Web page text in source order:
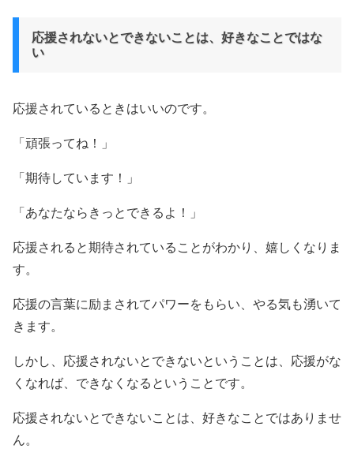
応援されないとできないことは、好きなことではな
い
応援されているときはいいのです。
「頑張ってね！」
「期待しています！」
「あなたならきっとできるよ！」
応援されると期待されていることがわかり、嬉しくなりま
す。
応援の言葉に励まされてパワーをもらい、やる気も湧いて
きます。
しかし、応援されないとできないということは、応援がな
くなれば、できなくなるということです。
応援されないとできないことは、好きなことではありませ
ん。